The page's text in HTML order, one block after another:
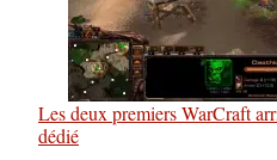
Les deux premiers WarCraft
dédié